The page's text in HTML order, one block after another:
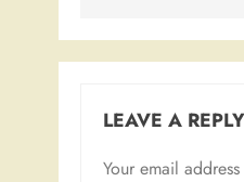
LEAVE A REPLY
Your email